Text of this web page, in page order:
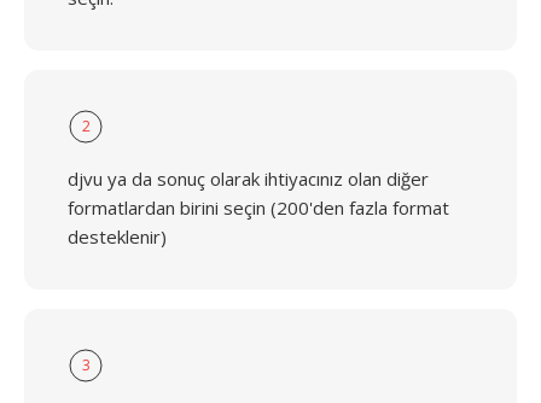
2
djvu ya da sonuç olarak ihtiyacınız olan diğer
formatlardan birini seçin (200'den fazla format
desteklenir)
3